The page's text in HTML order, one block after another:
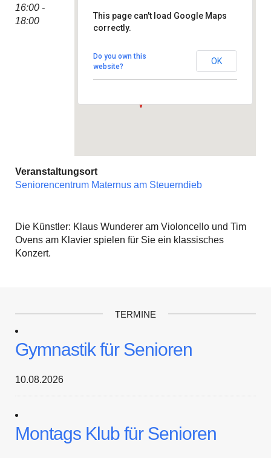
Gehägestraße 24 E - Hannover
Veranstaltungen
This page can't load Google Maps
correctly.
Do you own this
website?
OK
16:00 -
18:00
Veranstaltungsort
Seniorencentrum Maternus am Steuerndieb
Die Künstler: Klaus Wunderer am Violoncello und Tim
Ovens am Klavier spielen für Sie ein klassisches
Konzert.
TERMINE
Gymnastik für Senioren
10.08.2026
Montags Klub für Senioren